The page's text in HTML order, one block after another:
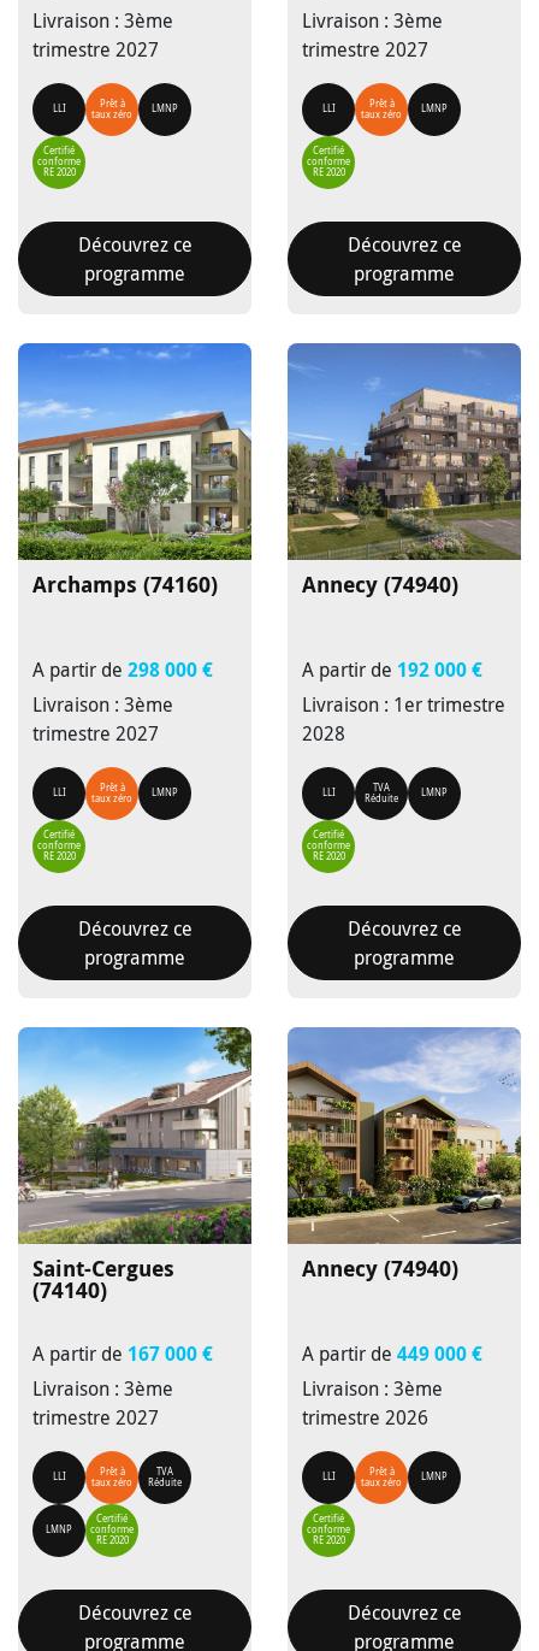
Livraison : 3ème
trimestre 2027
LLI
Prêt à
taux zéro
LMNP
Certifié
conforme
RE 2020
Découvrez ce
programme
Livraison : 3ème
trimestre 2027
LLI
Prêt à
taux zéro
LMNP
Certifié
conforme
RE 2020
Découvrez ce
programme
Archamps (74160)
A partir de 298 000 €
Livraison : 3ème
trimestre 2027
LLI
Prêt à
taux zéro
LMNP
Certifié
conforme
RE 2020
Découvrez ce
programme
Annecy (74940)
A partir de 192 000 €
Livraison : 1er trimestre
2028
LLI
TVA
Réduite
LMNP
Certifié
conforme
RE 2020
Découvrez ce
programme
Saint-Cergues
(74140)
A partir de 167 000 €
Livraison : 3ème
trimestre 2027
LLI
Prêt à
taux zéro
TVA
Réduite
LMNP
Certifié
conforme
RE 2020
Découvrez ce
programme
Annecy (74940)
A partir de 449 000 €
Livraison : 3ème
trimestre 2026
LLI
Prêt à
taux zéro
LMNP
Certifié
conforme
RE 2020
Découvrez ce
programme